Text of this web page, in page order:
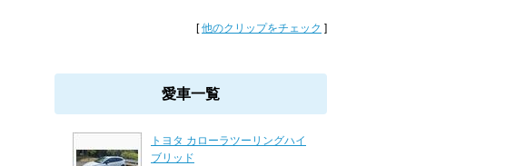
[他のクリップをチェック ]
愛車一覧
トヨタ カローラツーリングハイ
ブリッド